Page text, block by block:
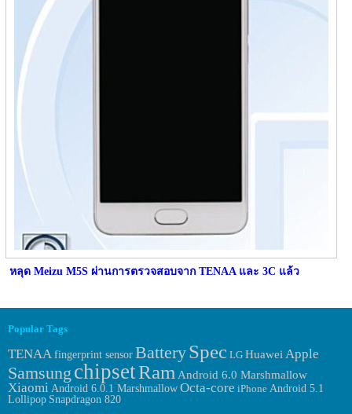
หลุด Meizu M5S ผ่านการตรวจสอบจาก TENAA และ 3C แล้ว
Popular Tags
TENAA fingerprint sensorBatterySpec LG Huawei Apple
Samsung chipsetRam Android 6.0 Marshmallow
Xiaomi Android 6.0.1 MarshmallowOcta-core iPhone Android 5.1
Lollipop Snapdragon 820